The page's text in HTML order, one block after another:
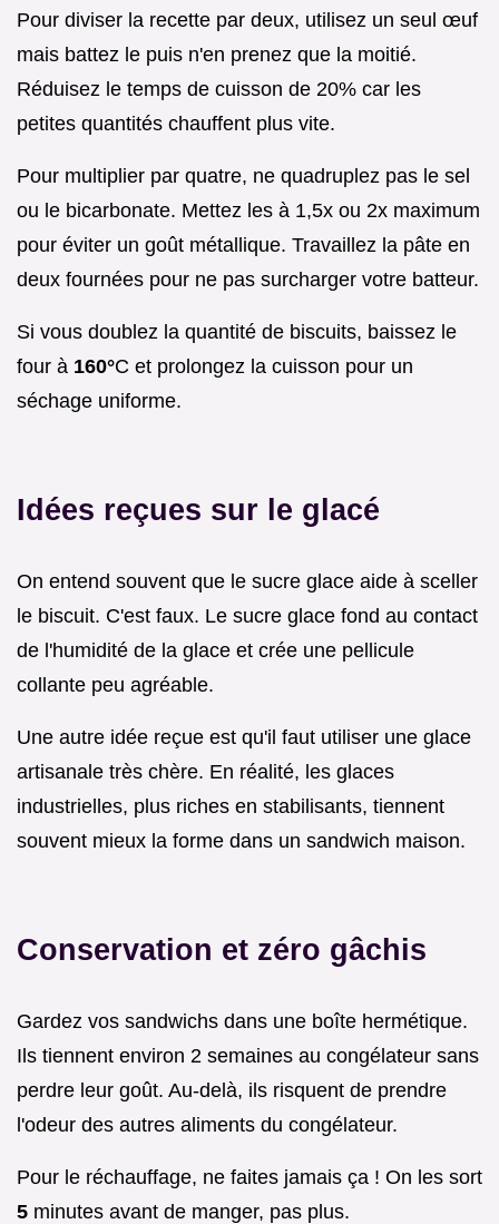
Pour diviser la recette par deux, utilisez un seul œuf
mais battez le puis n'en prenez que la moitié.
Réduisez le temps de cuisson de 20% car les
petites quantités chauffent plus vite.
Pour multiplier par quatre, ne quadruplez pas le sel
ou le bicarbonate. Mettez les à 1,5x ou 2x maximum
pour éviter un goût métallique. Travaillez la pâte en
deux fournées pour ne pas surcharger votre batteur.
Si vous doublez la quantité de biscuits, baissez le
four à 160°C et prolongez la cuisson pour un
séchage uniforme.
Idées reçues sur le glacé
On entend souvent que le sucre glace aide à sceller
le biscuit. C'est faux. Le sucre glace fond au contact
de l'humidité de la glace et crée une pellicule
collante peu agréable.
Une autre idée reçue est qu'il faut utiliser une glace
artisanale très chère. En réalité, les glaces
industrielles, plus riches en stabilisants, tiennent
souvent mieux la forme dans un sandwich maison.
Conservation et zéro gâchis
Gardez vos sandwichs dans une boîte hermétique.
Ils tiennent environ 2 semaines au congélateur sans
perdre leur goût. Au-delà, ils risquent de prendre
l'odeur des autres aliments du congélateur.
Pour le réchauffage, ne faites jamais ça ! On les sort
5 minutes avant de manger, pas plus.